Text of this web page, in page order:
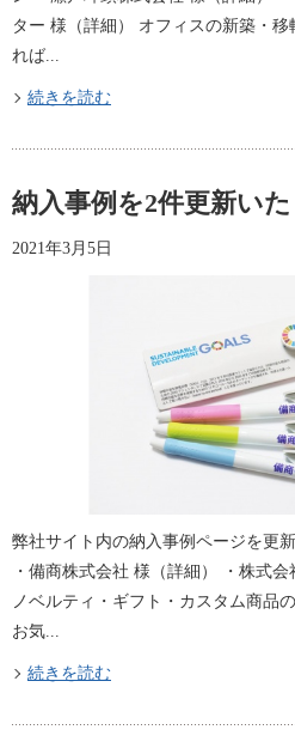
ター 様（詳細​） オフィスの新築・
れば...
続きを読む
納入事例を2件更新い
2021年3月5日
弊社サイト内の納入事例ページを更
・備商株式会社 様（詳細​​） ・株式会
ノベルティ・ギフト・カスタム商品
お気...
続きを読む